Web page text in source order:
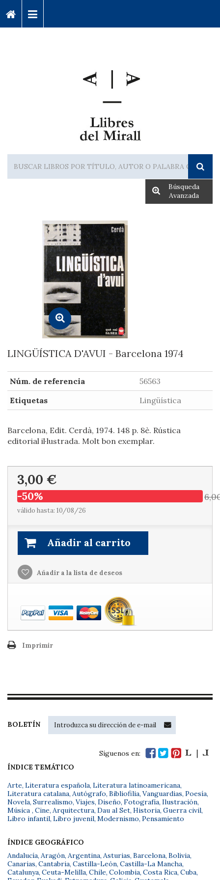
Búsqueda
Avanzada
LINGÜÍSTICA D'AVUI - Barcelona 1974
Núm. de referencia
56563
Etiquetas
Lingüística
Barcelona, Edit. Cerdà, 1974. 148 p. 8è. Rústica
editorial il·lustrada. Molt bon exemplar.
3,00 €
-50%
válido hasta: 10/08/26
Añadir al carrito
Añadir a la lista de deseos
Imprimir
BOLETÍN
Síguenos en:
ÍNDICE TEMÁTICO
Arte, Literatura española, Literatura latinoamericana,
Literatura catalana, Autógrafo, Bibliofilia, Vanguardias, Poesía,
Novela, Surrealismo, Viajes, Diseño, Fotografía, Ilustración,
Música , Cine, Arquitectura, Dau al Set, Historia, Guerra civil,
Libro infantil, Libro juvenil, Modernismo, Pensamiento
ÍNDICE GEOGRÁFICO
Andalucía, Aragón, Argentina, Asturias, Barcelona, Bolivia,
Canarias, Cantabria, Castilla-León, Castilla-La Mancha,
Catalunya, Ceuta-Melilla, Chile, Colombia, Costa Rica, Cuba,